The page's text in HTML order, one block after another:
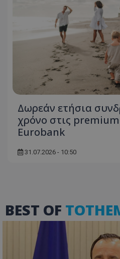
Δωρεάν ετήσια
χρόνο στις
Eurobank
31.07.2026 - 10:50
BEST OF